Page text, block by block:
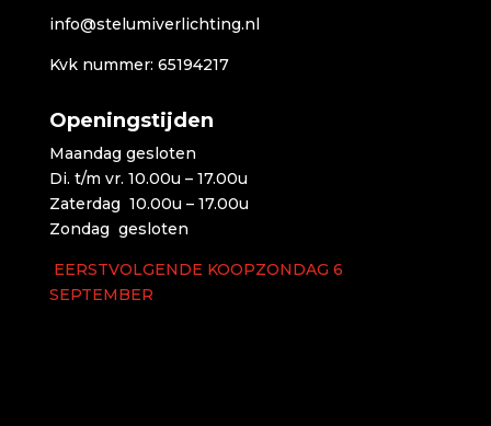
info@stelumiverlichting.nl
Kvk nummer: 65194217
Openingstijden
Maandag gesloten
Di. t/m vr. 10.00u – 17.00u
Zaterdag 10.00u – 17.00u
Zondag gesloten
EERSTVOLGENDE KOOPZONDAG 6
SEPTEMBER